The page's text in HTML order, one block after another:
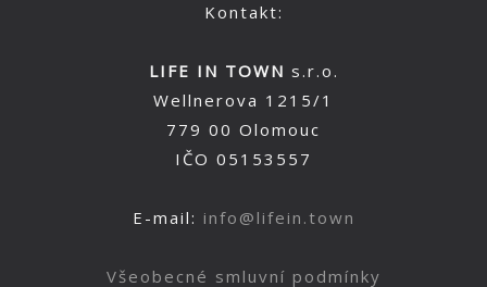
Kontakt:
LIFE IN TOWN s.r.o.
Wellnerova 1215/1
779 00 Olomouc
IČO 05153557
E-mail: info@lifein.town
Všeobecné smluvní podmínky